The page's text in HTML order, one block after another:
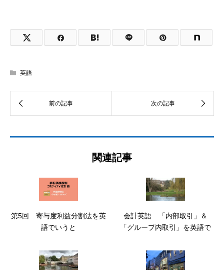
英語
関連記事
第5回 寄与度利益分割法を英
語でいうと
会計英語 「内部取引」＆
「グループ内取引」を英語で